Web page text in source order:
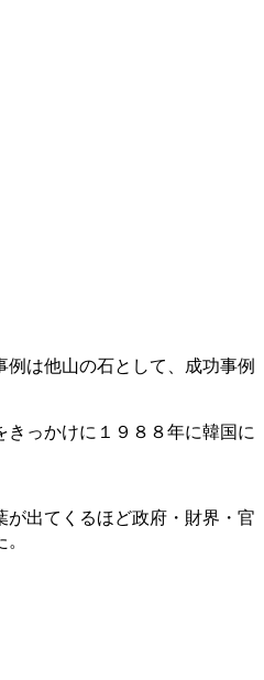
は他山の石として、成功事例
っかけに１９８８年に韓国に
出てくるほど政府・財界・官